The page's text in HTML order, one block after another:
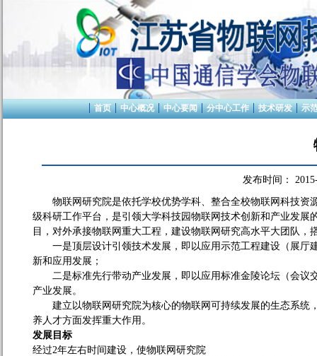
首页 中心概况 中心要闻 分中心工作 技术研发 示
发布时间：
物联网研究院是依托学校优势学科、整合全校物联网科技
级科研工作平台，是引领大学科技园物联网技术创新和产业发
目，对外承接物联网重大工程，建设物联网研究高水平大团队
一是顶层设计引领技术发展，即以应用示范工程建设（展
新和应用发展；
二是标准先行带动产业发展，即以应用标准金陵论坛（会
产业发展。
建立以物联网研究院为核心的物联网可持续发展的生态系
养人才方面发挥重大作用。
发展目标
经过2年左右时间建设，使物联网研究院